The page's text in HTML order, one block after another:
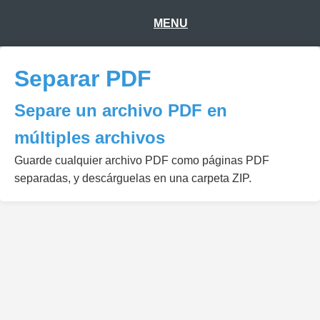
MENU
Separar PDF
Separe un archivo PDF en
múltiples archivos
Guarde cualquier archivo PDF como páginas PDF
separadas, y descárguelas en una carpeta ZIP.